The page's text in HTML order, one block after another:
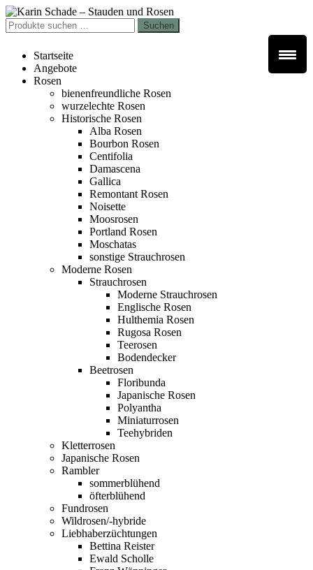
Zur
Navigation
springen
Zum
Inhalt
springen
Suchen
nach:
Suchen
Startseite
Angebote
Rosen
bienenfreundliche Rosen
wurzelechte Rosen
Historische Rosen
Alba Rosen
Bourbon Rosen
Centifolia
Damascena
Gallica
Remontant Rosen
Noisette
Moosrosen
Portland Rosen
Moschatas
sonstige Strauchrosen
Moderne Rosen
Strauchrosen
Moderne Strauchrosen
Englische Rosen
Hulthemia Rosen
Rugosa Rosen
Teerosen
Bodendecker
Beetrosen
Floribunda
Japanische Rosen
Polyantha
Miniaturrosen
Teehybriden
Kletterrosen
Japanische Rosen
Rambler
sommerblühend
öfterblühend
Fundrosen
Wildrosen/-hybride
Liebhaberzüchtungen
Bettina Reister
Ewald Scholle